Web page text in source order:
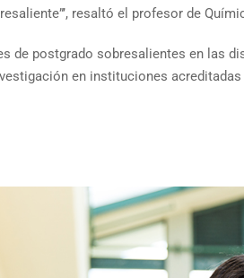
resaltó el profesor de
de postgrado sobresalientes en las
en instituciones